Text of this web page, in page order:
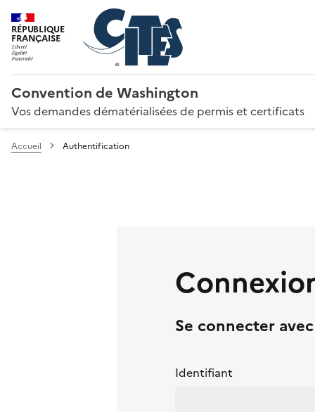
RÉPUBLIQUE
FRANÇAISE
Convention de Washington
Vos demandes dématérialisées de permis et certificats
Accueil Authentification
Se connecter
Identifiant